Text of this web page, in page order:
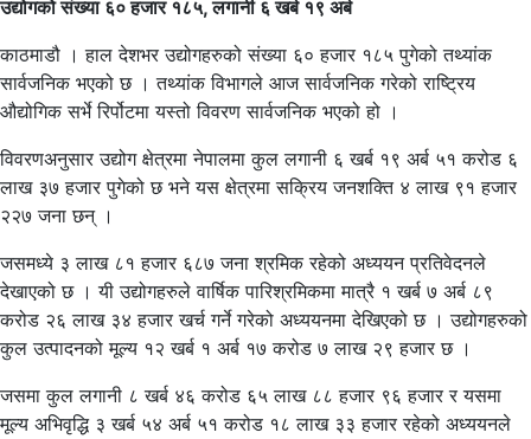
उद्योगको संख्या ६० हजार १८५, लगानी ६ खर्ब १९ अर्ब
काठमाडौ । हाल देशभर उद्योगहरुको संख्या ६० हजार १८५ पुगेको तथ्यांक
सार्वजनिक भएको छ । तथ्यांक विभागले आज सार्वजनिक गरेको राष्ट्रिय
औद्योगिक सर्भे रिर्पोटमा यस्तो विवरण सार्वजनिक भएको हो ।
विवरणअनुसार उद्योग क्षेत्रमा नेपालमा कुल लगानी ६ खर्ब १९ अर्ब ५१ करोड ६
लाख ३७ हजार पुगेको छ भने यस क्षेत्रमा सक्रिय जनशक्ति ४ लाख ९१ हजार
२२७ जना छन् ।
जसमध्ये ३ लाख ८१ हजार ६८७ जना श्रमिक रहेको अध्ययन प्रतिवेदनले
देखाएको छ । यी उद्योगहरुले वार्षिक पारिश्रमिकमा मात्रै १ खर्ब ७ अर्ब ८९
करोड २६ लाख ३४ हजार खर्च गर्ने गरेको अध्ययनमा देखिएको छ । उद्योगहरुको
कुल उत्पादनको मूल्य १२ खर्ब १ अर्ब १७ करोड ७ लाख २९ हजार छ ।
जसमा कुल लगानी ८ खर्ब ४६ करोड ६५ लाख ८८ हजार ९६ हजार र यसमा
मूल्य अभिवृद्धि ३ खर्ब ५४ अर्ब ५१ करोड १८ लाख ३३ हजार रहेको अध्ययनले